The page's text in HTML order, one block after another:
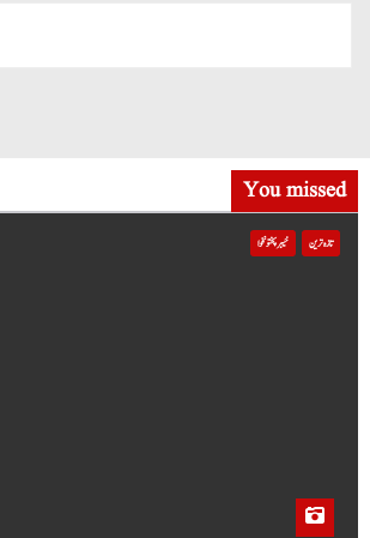
You missed
تازہ ترین خیبر پختونخوا